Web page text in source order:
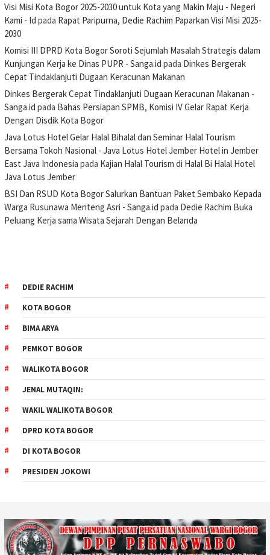
Visi Misi Kota Bogor 2025-2030 untuk Kota yang Makin Maju - Negeri
Kami - Id pada Rapat Paripurna, Dedie Rachim Paparkan Visi Misi 2025-
2030
Komisi III DPRD Kota Bogor Soroti Sejumlah Masalah Strategis dalam
Kunjungan Kerja ke Dinas PUPR - Sanga.id pada Dinkes Bergerak
Cepat Tindaklanjuti Dugaan Keracunan Makanan
Dinkes Bergerak Cepat Tindaklanjuti Dugaan Keracunan Makanan -
Sanga.id pada Bahas Persiapan SPMB, Komisi IV Gelar Rapat Kerja
Dengan Disdik Kota Bogor
Java Lotus Hotel Gelar Halal Bihalal dan Seminar Halal Tourism
Bersama Tokoh Nasional - Java Lotus Hotel Jember Hotel in Jember
East Java Indonesia pada Kajian Halal Tourism di Halal Bi Halal Hotel
Java Lotus Jember
BSI Dan RSUD Kota Bogor Salurkan Bantuan Paket Sembako Kepada
Warga Rusunawa Menteng Asri - Sanga.id pada Dedie Rachim Buka
Peluang Kerja sama Wisata Sejarah Dengan Belanda
DEDIE RACHIM
KOTA BOGOR
BIMA ARYA
PEMKOT BOGOR
WALIKOTA BOGOR
JENAL MUTAQIN:
WAKIL WALIKOTA BOGOR
DPRD KOTA BOGOR
DI KOTA BOGOR
PRESIDEN JOKOWI